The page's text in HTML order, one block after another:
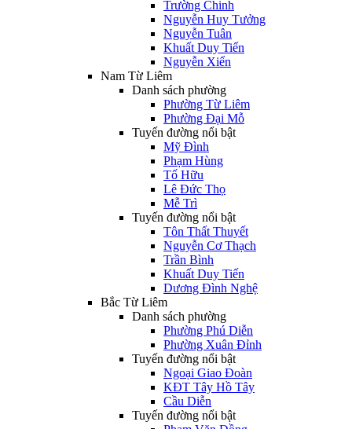
Trường Chinh
Nguyễn Huy Tưởng
Nguyễn Tuân
Khuất Duy Tiến
Nguyễn Xiển
Nam Từ Liêm
Danh sách phường
Phường Từ Liêm
Phường Đại Mỗ
Tuyến đường nổi bật
Mỹ Đình
Phạm Hùng
Tố Hữu
Lê Đức Thọ
Mễ Trì
Tuyến đường nổi bật
Tôn Thất Thuyết
Nguyễn Cơ Thạch
Trần Bình
Khuất Duy Tiến
Dương Đình Nghệ
Bắc Từ Liêm
Danh sách phường
Phường Phú Diễn
Phường Xuân Đỉnh
Tuyến đường nổi bật
Ngoại Giao Đoàn
KĐT Tây Hồ Tây
Cầu Diễn
Tuyến đường nổi bật